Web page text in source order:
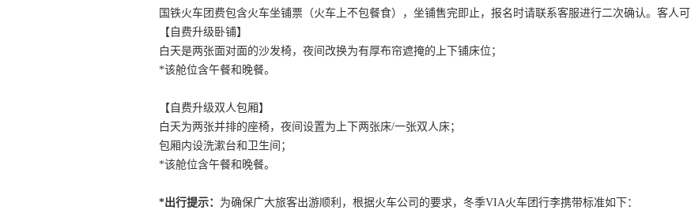
国铁火车团费包含火车坐铺票（火车上不包餐食），坐铺售完即止，报名时请联系客服进行二次确认。客人可
【自费升级卧铺】
白天是两张面对面的沙发椅，夜间改换为有厚布帘遮掩的上下铺床位；
*该舱位含午餐和晚餐。
【自费升级双人包厢】
白天为两张并排的座椅，夜间设置为上下两张床/一张双人床；
包厢内设洗漱台和卫生间；
*该舱位含午餐和晚餐。
*出行提示： 为确保广大旅客出游顺利，根据火车公司的要求，冬季VIA火车团行李携带标准如下：